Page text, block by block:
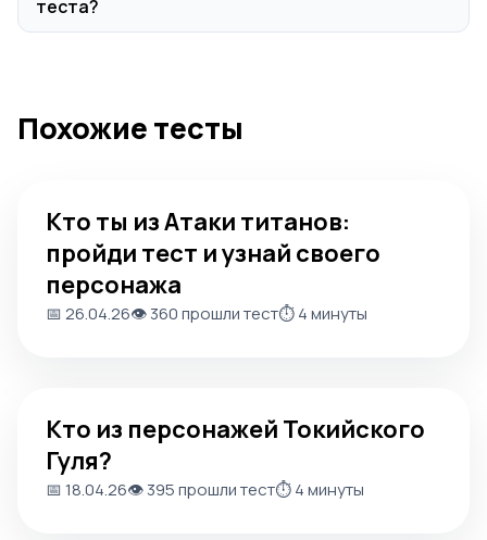
теста?
Похожие тесты
Кто ты из Атаки титанов:
пройди тест и узнай своего
персонажа
📅 26.04.26👁️ 360 прошли тест⏱️ 4 минуты
Кто из персонажей Токийского
Гуля?
📅 18.04.26👁️ 395 прошли тест⏱️ 4 минуты